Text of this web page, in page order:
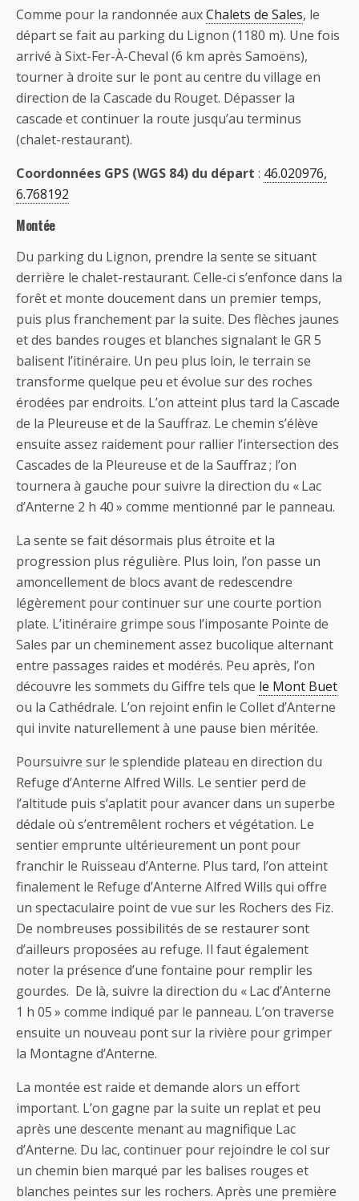
Comme pour la randonnée auxChalets de Sales, le
départ se fait au parking du Lignon (1180 m). Une fois
arrivé à Sixt-Fer-À-Cheval (6 km après Samoëns),
tourner à droite sur le pont au centre du village en
direction de la Cascade du Rouget. Dépasser la
cascade et continuer la route jusqu’au terminus
(chalet-restaurant).
Coordonnées GPS (WGS 84) du départ : 46.020976,
6.768192
Montée
Du parking du Lignon, prendre la sente se situant
derrière le chalet-restaurant. Celle-ci s’enfonce dans la
forêt et monte doucement dans un premier temps,
puis plus franchement par la suite. Des flèches jaunes
et des bandes rouges et blanches signalant le GR 5
balisent l’itinéraire. Un peu plus loin, le terrain se
transforme quelque peu et évolue sur des roches
érodées par endroits. L’on atteint plus tard la Cascade
de la Pleureuse et de la Sauffraz. Le chemin s’élève
ensuite assez raidement pour rallier l’intersection des
Cascades de la Pleureuse et de la Sauffraz ; l’on
tournera à gauche pour suivre la direction du « Lac
d’Anterne 2 h 40 » comme mentionné par le panneau.
La sente se fait désormais plus étroite et la
progression plus régulière. Plus loin, l’on passe un
amoncellement de blocs avant de redescendre
légèrement pour continuer sur une courte portion
plate. L’itinéraire grimpe sous l’imposante Pointe de
Sales par un cheminement assez bucolique alternant
entre passages raides et modérés. Peu après, l’on
découvre les sommets du Giffre tels que le Mont Buet
ou la Cathédrale. L’on rejoint enfin le Collet d’Anterne
qui invite naturellement à une pause bien méritée.
Poursuivre sur le splendide plateau en direction du
Refuge d’Anterne Alfred Wills. Le sentier perd de
l’altitude puis s’aplatit pour avancer dans un superbe
dédale où s’entremêlent rochers et végétation. Le
sentier emprunte ultérieurement un pont pour
franchir le Ruisseau d’Anterne. Plus tard, l’on atteint
finalement le Refuge d’Anterne Alfred Wills qui offre
un spectaculaire point de vue sur les Rochers des Fiz.
De nombreuses possibilités de se restaurer sont
d’ailleurs proposées au refuge. Il faut également
noter la présence d’une fontaine pour remplir les
gourdes. De là, suivre la direction du « Lac d’Anterne
1 h 05 » comme indiqué par le panneau. L’on traverse
ensuite un nouveau pont sur la rivière pour grimper
la Montagne d’Anterne.
La montée est raide et demande alors un effort
important. L’on gagne par la suite un replat et peu
après une descente menant au magnifique Lac
d’Anterne. Du lac, continuer pour rejoindre le col sur
un chemin bien marqué par les balises rouges et
blanches peintes sur les rochers. Après une première